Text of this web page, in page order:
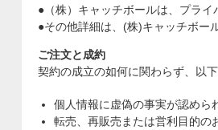
●（株）キャッチボールは、 プライ
●その他詳細は、(株)キャッチボー
ご注文と成約
契約の成立の如何に関わらず、以
個人情報に虚偽の事実が認めら
転売、再販売または営利目的の